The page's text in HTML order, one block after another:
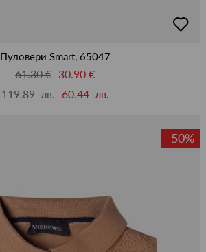
в
Пуловери Smart, 65047
61.30 € 30.90 €
119.89 лв.
60.44 лв.
-50%